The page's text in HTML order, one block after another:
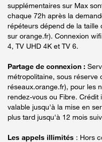
supplémentaires sur Max
chaque 72h après la
répéteurs dépend de la taille
sur orange.fr). Connexion
4, TV UHD 4K et TV 6.
Partage de connexion :
métropolitaine, sous réserve
réseaux.orange.fr), pour les
rendez-vous ou Fibre.
valable jusqu'à la mise en
plus tard jusqu'à 12 mois
Les appels illimités : Hors